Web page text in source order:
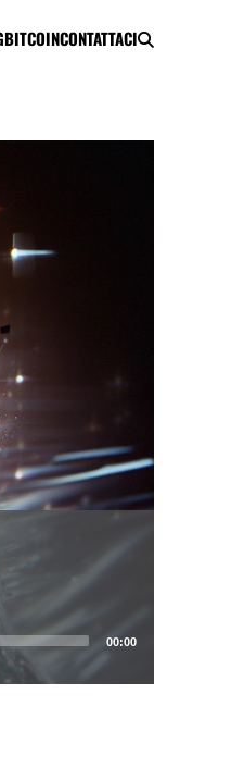
BITCOINCONTATTACI
00:00